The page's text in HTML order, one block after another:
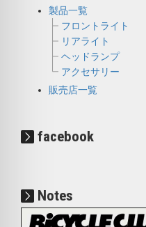
製品一覧
フロントライト
リアライト
ヘッドランプ
アクセサリー
販売店一覧
facebook
Notes